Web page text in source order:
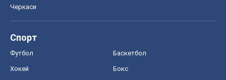
Черкаси
Спорт
Футбол Баскетбол
Хокей Бокс